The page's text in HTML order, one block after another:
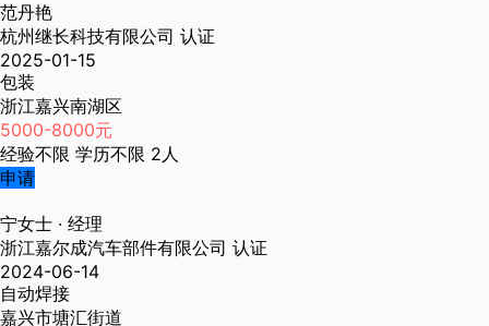
范丹艳
杭州继长科技有限公司 认证
2025-01-15
包装
浙江嘉兴南湖区
5000-8000元
经验不限 学历不限 2人
申请
宁女士 · 经理
浙江嘉尔成汽车部件有限公司 认证
2024-06-14
自动焊接
嘉兴市塘汇街道